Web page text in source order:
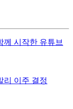
께 시작한 유튜브
리 이주 결정